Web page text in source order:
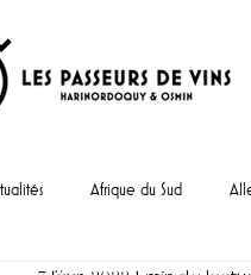
Afrique du Sud